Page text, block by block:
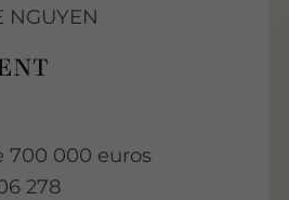
NGUYEN
700 000 euros
278